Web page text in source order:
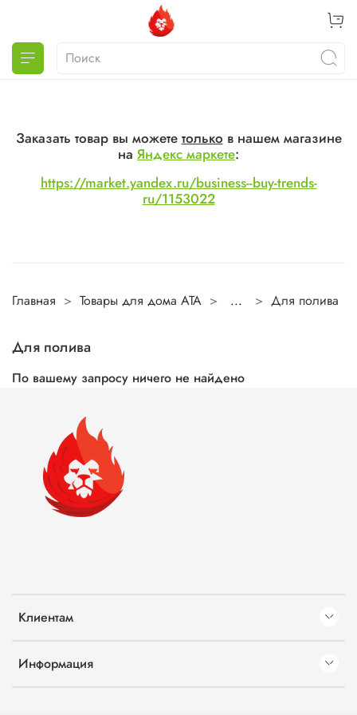
Заказать товар вы можете только в нашем магазине
на Яндекс маркете:
https://market.yandex.ru/business--buy-trends-
ru/1153022
Главная Товары для дома ATA ... Для полива
Для полива
По вашему запросу ничего не найдено
Клиентам
Информация